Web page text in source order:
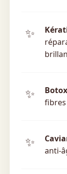
anti-